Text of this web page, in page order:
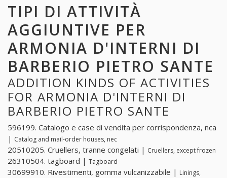
TIPI DI ATTIVITÀ
AGGIUNTIVE PER
ARMONIA D'INTERNI DI
BARBERIO PIETRO SANTE
ADDITION KINDS OF ACTIVITIES
FOR ARMONIA D'INTERNI DI
BARBERIO PIETRO SANTE
596199. Catalogo e case di vendita per corrispondenza, nca
| Catalog and mail-order houses, nec
20510205. Cruellers, tranne congelati | Cruellers, except frozen
26310504. tagboard | Tagboard
30699910. Rivestimenti, gomma vulcanizzabile | Linings,